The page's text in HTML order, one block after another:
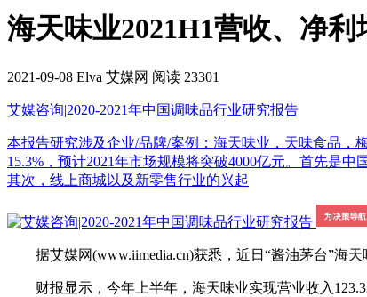
海天味业2021H1营收、净
2021-09-08 Elva 艾媒网 阅读 23301
艾媒咨询|2020-2021年中国调味品行业研究报告
本报告研究涉及企业/品牌/案例：海天味业，天味食品，
15.3%，预计2021年市场规模将突破4000亿元。首先是
其次，线上商城以及新零售行业的兴起
据艾媒网(www.iimedia.cn)获悉，近日“酱油茅台”海天
财报显示，今年上半年，海天味业实现营业收入123.32